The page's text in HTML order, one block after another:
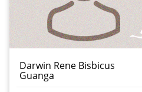
Darwin Rene Bisbicus
Guanga